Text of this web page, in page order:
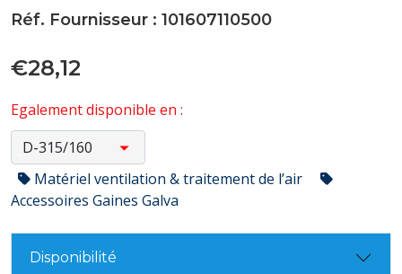
Réf. Fournisseur : 101607110500
€28,12
Egalement disponible en :
Matériel ventilation & traitement de l’air
Accessoires Gaines Galva
Disponibilité